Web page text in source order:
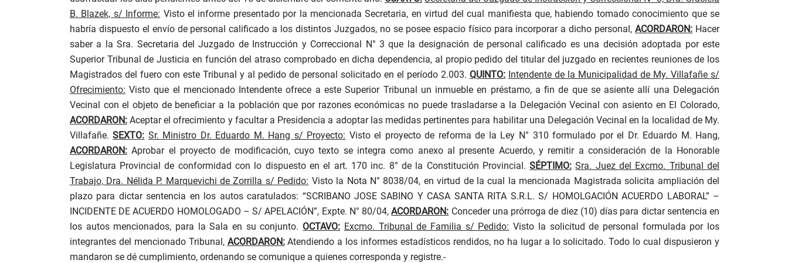
B. Blazek, s/ Informe: Visto el informe presentado por la mencionada Secretaria, en virtud del cual manifiesta que, habiendo tomado conocimiento que se
habría dispuesto el envío de personal calificado a los distintos Juzgados, no se posee espacio físico para incorporar a dicho personal,ACORDARON: Hacer
saber a la Sra. Secretaria del Juzgado de Instrucción y Correccional N° 3 que la designación de personal calificado es una decisión adoptada por este
Superior Tribunal de Justicia en función del atraso comprobado en dicha dependencia, al propio pedido del titular del juzgado en recientes reuniones de los
Magistrados del fuero con este Tribunal y al pedido de personal solicitado en el período 2.003. QUINTO: Intendente de la Municipalidad de My. Villafañe s/
Ofrecimiento: Visto que el mencionado Intendente ofrece a este Superior Tribunal un inmueble en préstamo, a fin de que se asiente allí una Delegación
Vecinal con el objeto de beneficiar a la población que por razones económicas no puede trasladarse a la Delegación Vecinal con asiento en El Colorado,
ACORDARON: Aceptar el ofrecimiento y facultar a Presidencia a adoptar las medidas pertinentes para habilitar una Delegación Vecinal en la localidad de My.
Villafañe.SEXTO: Sr. Ministro Dr. Eduardo M. Hang s/ Proyecto: Visto el proyecto de reforma de la Ley N° 310 formulado por el Dr. Eduardo M. Hang,
ACORDARON:Aprobar el proyecto de modificación, cuyo texto se integra como anexo al presente Acuerdo, y remitir a consideración de la Honorable
Legislatura Provincial de conformidad con lo dispuesto en el art. 170 inc. 8° de la Constitución Provincial.SÉPTIMO: Sra. Juez del Excmo. Tribunal del
Trabajo, Dra. Nélida P. Marquevichi de Zorrilla s/ Pedido: Visto la Nota N° 8038/04, en virtud de la cual la mencionada Magistrada solicita ampliación del
plazo para dictar sentencia en los autos caratulados: “SCRIBANO JOSE SABINO Y CASA SANTA RITA S.R.L. S/ HOMOLGACIÓN ACUERDO LABORAL” –
INCIDENTE DE ACUERDO HOMOLOGADO – S/ APELACIÓN”, Expte. N° 80/04,ACORDARON: Conceder una prórroga de diez (10) días para dictar sentencia en
los autos mencionados, para la Sala en su conjunto. OCTAVO: Excmo. Tribunal de Familia s/ Pedido: Visto la solicitud de personal formulada por los
integrantes del mencionado Tribunal, ACORDARON:Atendiendo a los informes estadísticos rendidos, no ha lugar a lo solicitado. Todo lo cual dispusieron y
mandaron se dé cumplimiento, ordenando se comunique a quienes corresponda y registre.-